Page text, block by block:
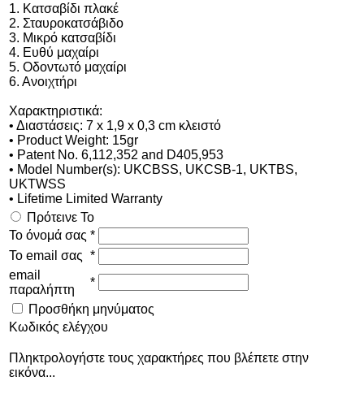
1. Κατσαβίδι πλακέ
2. Σταυροκατσάβιδο
3. Μικρό κατσαβίδι
4. Ευθύ μαχαίρι
5. Οδοντωτό μαχαίρι
6. Ανοιχτήρι
Χαρακτηριστικά:
• Διαστάσεις: 7 x 1,9 x 0,3 cm κλειστό
• Product Weight: 15gr
• Patent No. 6,112,352 and D405,953
• Model Number(s): UKCBSS, UKCSB-1, UKTBS,
UKTWSS
• Lifetime Limited Warranty
Πρότεινε Το
Το όνομά σας *
Το email σας *
email
παραλήπτη
*
Προσθήκη μηνύματος
Κωδικός ελέγχου
Πληκτρολογήστε τους χαρακτήρες που βλέπετε στην
εικόνα...